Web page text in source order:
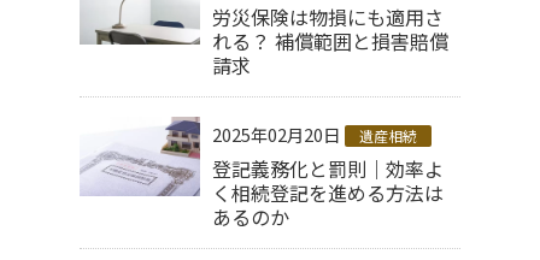
労災保険は物損にも適用さ
れる？ 補償範囲と損害賠償
請求
2025年02月20日 遺産相続
登記義務化と罰則｜効率よ
く相続登記を進める方法は
あるのか